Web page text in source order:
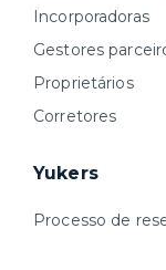
Incorporadoras
Gestores
Proprietários
Corretores
Yukers
Processo de